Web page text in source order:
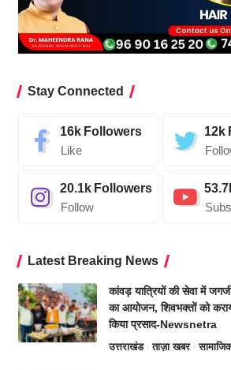
Stay Connected
16k Followers
Like
12k
20.1k Followers
Follow
Latest Breaking News
कांवड़ यात्रियों की सेवा में
का आयोजन, शिवभक्तों को
किया प्रसाद-Newsnetra
उत्तराखंड ताज़ा खबर